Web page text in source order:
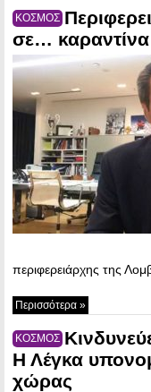
ΚΟΣΜΟΣ
σε…
περιφερειάρχης της
Περισσότερα »
ΚΟΣΜΟΣ
Η Λέγκα
χώρας